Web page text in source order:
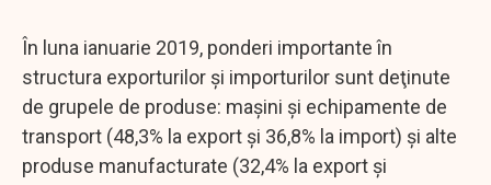
În luna ianuarie 2019, ponderi importante în
structura exporturilor şi importurilor sunt deţinute
de grupele de produse: maşini şi echipamente de
transport (48,3% la export şi 36,8% la import) şi alte
produse manufacturate (32,4% la export şi